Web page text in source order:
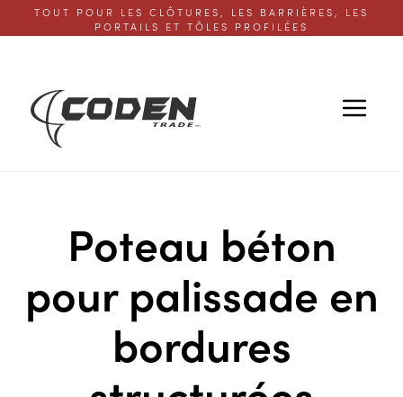
TOUT POUR LES CLÔTURES, LES BARRIÈRES, LES
PORTAILS ET TÔLES PROFILÉES
Poteau béton
pour palissade en
bordures